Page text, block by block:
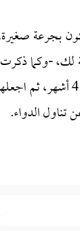
بجرعة
لك، -وكما